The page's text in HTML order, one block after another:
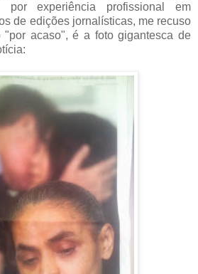
por experiência profissional em
de edições jornalísticas, me recuso
acaso", é a foto gigantesca de